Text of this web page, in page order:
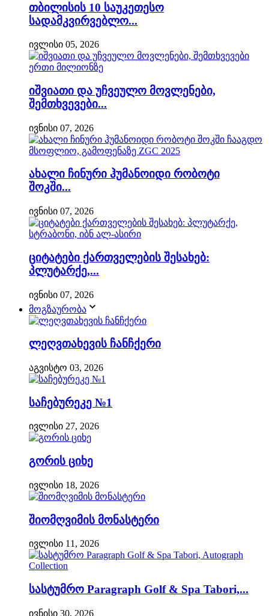
თბილისის 10 საუკეთესო
სადამკვირვებლო...
ივლისი 05, 2026
იშვიათი და უჩვეულო მოვლენები,
შემთხვევები...
ივნისი 07, 2026
ახალი ჩინური ჰუმანოიდი რობოტი
შოკში...
ივნისი 07, 2026
ციტატები ქართველების შესახებ:
პლუტარქე,...
ივნისი 07, 2026
მოგზაურობა
ლეღვთახევის ჩანჩქერი
აგვისტო 03, 2026
საჩებურეკე №1
ივლისი 27, 2026
გორის ციხე
ივლისი 18, 2026
შიომღვიმის მონასტერი
ივლისი 11, 2026
სასტუმრო Paragraph Golf & Spa Tabori,...
ივნისი 30, 2026